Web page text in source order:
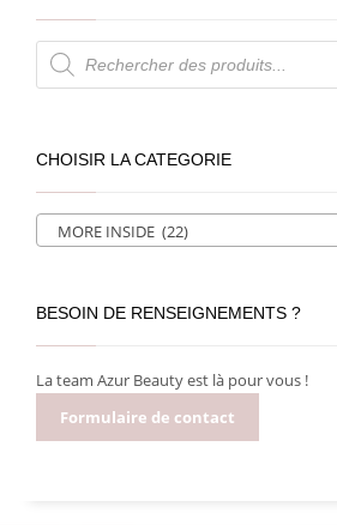
Recherche
de
produits
CHOISIR LA CATEGORIE
MORE INSIDE (22)
BESOIN DE RENSEIGNEMENTS ?
La team Azur Beauty est là pour vous !
Formulaire de contact